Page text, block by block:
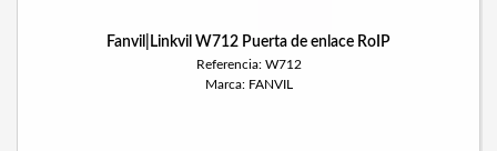
Fanvil|Linkvil W712 Puerta de enlace RoIP
Referencia: W712
Marca: FANVIL